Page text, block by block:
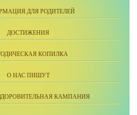
ДЛЯ РОДИТЕЛЕЙ
ДОСТИЖЕНИЯ
КОПИЛКА
О НАС ПИШУТ
КАМПАНИЯ